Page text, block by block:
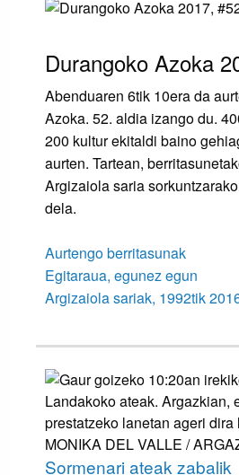
Durangoko Azoka
Abenduaren 6tik 10era da
Azoka. 52. aldia izango du.
200 kultur ekitaldi baino
aurten. Tartean,
Argizaiola saria
dela.
Aurtengo berritasunak
Egitaraua, egunez egun
Argizaiola sariak, 1992tik
Sormenari ateak zabalik